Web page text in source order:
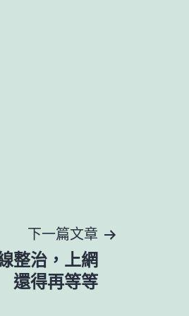
下一篇文章
整治，上網
還得再等等